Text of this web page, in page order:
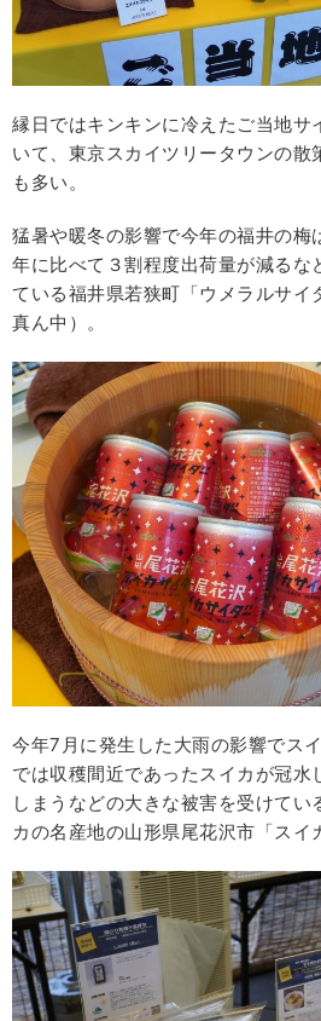
縁日ではキンキンに冷えたご当地サ
いて、東京スカイツリータウンの散
も多い。
猛暑や暖冬の影響で今年の福井の梅
年に比べて３割程度出荷量が減るな
ている福井県若狭町「ウメラルサ
真ん中）。
今年7月に発生した大雨の影響でス
では収穫間近であったスイカが冠水
しまうなどの大きな被害を受けてい
カの名産地の山形県尾花沢市「スイ